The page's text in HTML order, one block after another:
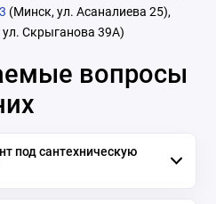
(Минск, ул. Асаналиева 25),
Скрыганова 39А)
вопросы
под сантехническую